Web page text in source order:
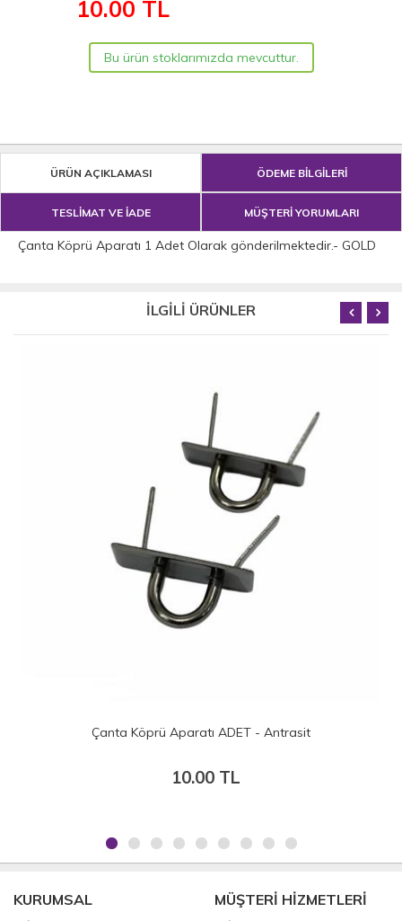
10.00 TL
Bu ürün stoklarımızda mevcuttur.
ÜRÜN AÇIKLAMASI ÖDEME BİLGİLERİ
TESLİMAT VE İADE MÜŞTERİ YORUMLARI
Çanta Köprü Aparatı 1 Adet Olarak gönderilmektedir.- GOLD
İLGİLİ ÜRÜNLER
Köprü Aparatı ADET - Antrasit
KURUMSAL MÜŞTERİ HİZMETLERİ